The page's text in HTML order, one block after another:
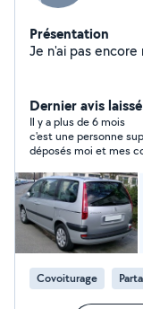
Présentation
Dernier avis
Il y a plus de 6 mois
c'est une personne
déposés moi et mes
Covoiturage